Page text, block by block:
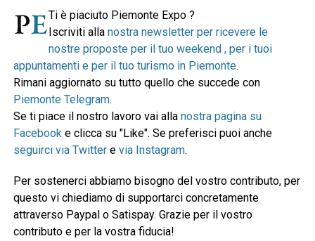
Ti è piaciuto Piemonte Expo ?
Iscriviti alla nostra newsletter per ricevere le
nostre proposte per il tuo weekend , per i tuoi
appuntamenti e per il tuo turismo in Piemonte.
Rimani aggiornato su tutto quello che succede con
Piemonte Telegram.
Se ti piace il nostro lavoro vai alla nostra pagina su
Facebooke clicca su "Like". Se preferisci puoi anche
seguirci via Twittere via Instagram.
Per sostenerci abbiamo bisogno del vostro contributo, per
questo vi chiediamo di supportarci concretamente
attraverso Paypal o Satispay. Grazie per il vostro
contributo e per la vostra fiducia!